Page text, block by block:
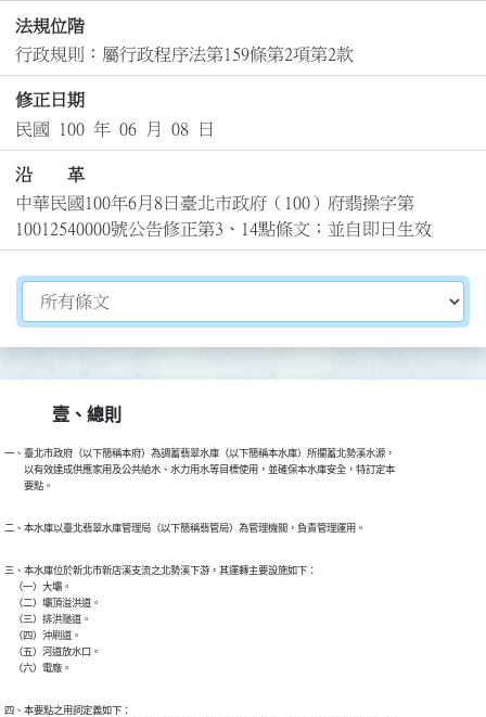
法規位階
行政規則：屬行政程序法第159條第2項第2款
修正日期
民國 100 年 06 月 08 日
沿 革
中華民國100年6月8日臺北市政府（100）府翡操字第
10012540000號公告修正第3、14點條文；並自即日生效
切換選擇法規資訊內容
壹、總則
一、臺北市政府（以下簡稱本府）為調蓄翡翠水庫（以下簡稱本水庫）所攔蓄北勢溪水源，
以有效達成供應家用及公共給水、水力用水等目標使用，並確保本水庫安全，特訂定本
要點。
二、本水庫以臺北翡翠水庫管理局（以下簡稱翡管局）為管理機關，負責管理運用。
三、本水庫位於新北市新店溪支流之北勢溪下游，其運轉主要設施如下：
    （一）大壩。
    （二）壩頂溢洪道。
    （三）排洪隧道。
    （四）沖刷道。
    （五）河道放水口。
    （六）電廠。
四、本要點之用詞定義如下：